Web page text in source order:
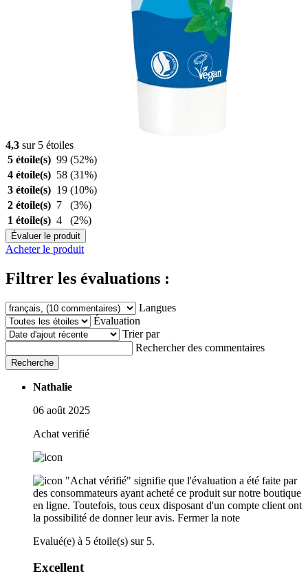
4,3 sur 5 étoiles
5 étoile(s) 99 (52%)
4 étoile(s) 58 (31%)
3 étoile(s) 19 (10%)
2 étoile(s) 7
(3%)
1 étoile(s) 4 (2%)
Évaluer le produit
Acheter le produit
Filtrer les évaluations :
Langues
Évaluation
Trier par
Rechercher des commentaires
Recherche
Nathalie
06 août 2025
Achat verifié
"Achat vérifié" signifie que l'évaluation a été faite par
des consommateurs ayant acheté ce produit sur notre boutique
en ligne. Toutefois, tous ceux disposant d'un compte client ont
la possibilité de donner leur avis. Fermer la note
Evalué(e) à 5 étoile(s) sur 5.
Excellent